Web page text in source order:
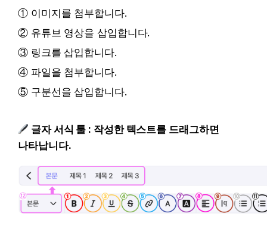
① 이미지를 첨부합니다.
② 유튜브 영상을 삽입합니다.
③ 링크를 삽입합니다.
④ 파일을 첨부합니다.
⑤ 구분선을 삽입합니다.
글자 서식 툴 : 작성한 텍스트를 드래그하면 나
타납니다.